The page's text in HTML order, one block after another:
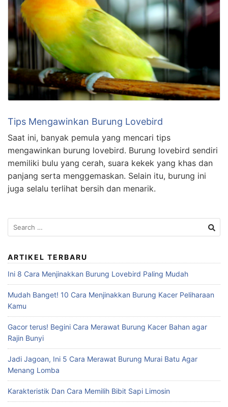
Tips Mengawinkan Burung Lovebird
Saat ini, banyak pemula yang mencari tips
mengawinkan burung lovebird. Burung lovebird sendiri
memiliki bulu yang cerah, suara kekek yang khas dan
panjang serta menggemaskan. Selain itu, burung ini
juga selalu terlihat bersih dan menarik.
Search
for:
ARTIKEL TERBARU
Ini 8 Cara Menjinakkan Burung Lovebird Paling Mudah
Mudah Banget! 10 Cara Menjinakkan Burung Kacer Peliharaan
Kamu
Gacor terus! Begini Cara Merawat Burung Kacer Bahan agar
Rajin Bunyi
Jadi Jagoan, Ini 5 Cara Merawat Burung Murai Batu Agar
Menang Lomba
Karakteristik Dan Cara Memilih Bibit Sapi Limosin